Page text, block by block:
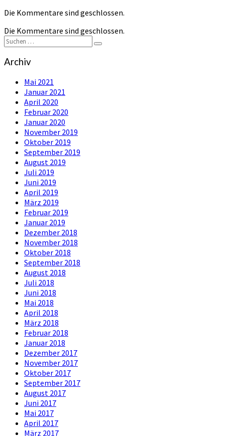
Die Kommentare sind geschlossen.
Die Kommentare sind geschlossen.
Suchen
nach:
Suchen
Archiv
Mai 2021
Januar 2021
April 2020
Februar 2020
Januar 2020
November 2019
Oktober 2019
September 2019
August 2019
Juli 2019
Juni 2019
April 2019
März 2019
Februar 2019
Januar 2019
Dezember 2018
November 2018
Oktober 2018
September 2018
August 2018
Juli 2018
Juni 2018
Mai 2018
April 2018
März 2018
Februar 2018
Januar 2018
Dezember 2017
November 2017
Oktober 2017
September 2017
August 2017
Juni 2017
Mai 2017
April 2017
März 2017